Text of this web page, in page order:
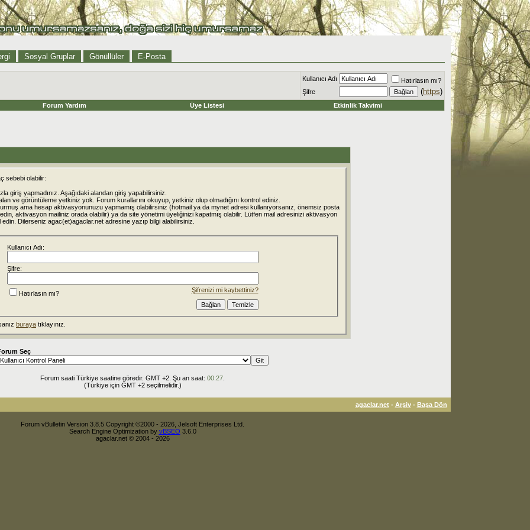
Sosyal Gruplar Gönüllüler E-Posta
Kullanıcı Adı
Hatırlasın mı?
Şifre
(https)
Forum Yardım Üye Listesi Etkinlik Takvimi
sebebi olabilir:
giriş yapmadınız. Aşağıdaki alandan giriş yapabilirsiniz.
ve görüntüleme yetkiniz yok. Forum kurallarını okuyup, yetkiniz olup olmadığını kontrol ediniz.
ama hesap aktivasyonunuzu yapmamış olabilirsiniz (hotmail ya da mynet adresi kullanıyorsanız, önemsiz posta
aktivasyon mailiniz orada olabilir) ya da site yönetimi üyeliğinizi kapatmış olabilir. Lütfen mail adresinizi aktivasyon
Dilerseniz agac(et)agaclar.net adresine yazıp bilgi alabilirsiniz.
Kullanıcı Adı:
Şifre:
Şifrenizi mi kaybettiniz?
Hatırlasın mı?
buraya tıklayınız.
Seç
Forum saati Türkiye saatine göredir. GMT +2. Şu an saat: 00:27
(Türkiye için GMT +2 seçilmelidir.)
agaclar.net- Arşiv- Başa Dön
Forum vBulletin Version 3.8.5 Copyright ©2000 - 2026, Jelsoft Enterprises Ltd.
Search Engine Optimization by vBSEO 3.6.0
agaclar.net © 2004 - 2026